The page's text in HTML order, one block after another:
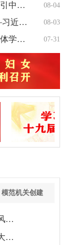
08-04
东风浩荡开新局——习近平经济思想指引中国经济高质量发展行稳致…
08-03
为实现全年发展目标任务夯实基础 ——习近平总书记引领“十五五…
07-31
习近平在中共中央政治局第二十七次集体学习时强调 强化政治引领 …
模范机关创建
…
…